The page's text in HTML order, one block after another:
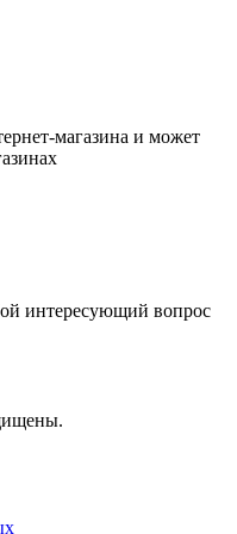
магазина и может
интересующий вопрос